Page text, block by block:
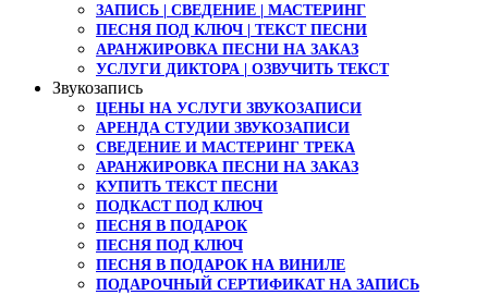
ЗАПИСЬ | СВЕДЕНИЕ | МАСТЕРИНГ
ПЕСНЯ ПОД КЛЮЧ | ТЕКСТ ПЕСНИ
АРАНЖИРОВКА ПЕСНИ НА ЗАКАЗ
УСЛУГИ ДИКТОРА | ОЗВУЧИТЬ ТЕКСТ
Звукозапись
ЦЕНЫ НА УСЛУГИ ЗВУКОЗАПИСИ
АРЕНДА СТУДИИ ЗВУКОЗАПИСИ
СВЕДЕНИЕ И МАСТЕРИНГ ТРЕКА
АРАНЖИРОВКА ПЕСНИ НА ЗАКАЗ
КУПИТЬ ТЕКСТ ПЕСНИ
ПОДКАСТ ПОД КЛЮЧ
ПЕСНЯ В ПОДАРОК
ПЕСНЯ ПОД КЛЮЧ
ПЕСНЯ В ПОДАРОК НА ВИНИЛЕ
ПОДАРОЧНЫЙ СЕРТИФИКАТ НА ЗАПИСЬ